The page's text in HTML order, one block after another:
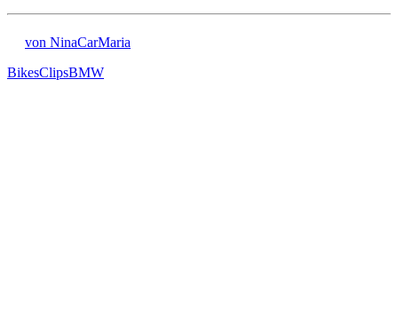
von NinaCarMaria
BikesClipsBMW